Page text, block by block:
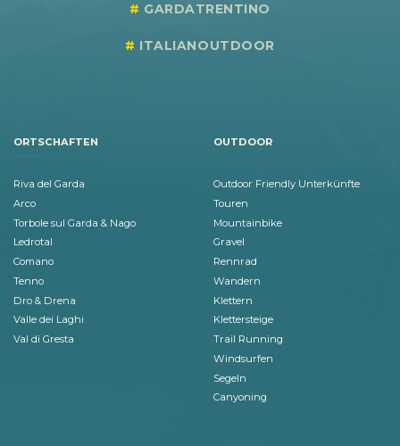
GARDATRENTINO
ITALIANOUTDOOR
ORTSCHAFTEN
Riva del Garda
Arco
Torbole sul Garda & Nago
Ledrotal
Comano
Tenno
Dro & Drena
Valle dei Laghi
Val di Gresta
OUTDOOR
Outdoor Friendly Unterkünfte
Touren
Mountainbike
Gravel
Rennrad
Wandern
Klettern
Klettersteige
Trail Running
Windsurfen
Segeln
Canyoning